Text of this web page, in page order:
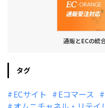
通販とECの統
タグ
ECサイト Eコマース